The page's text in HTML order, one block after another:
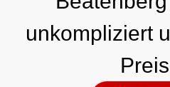
unkompliziert